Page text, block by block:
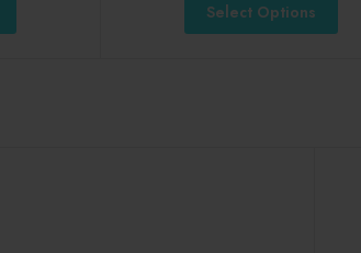
Select Options